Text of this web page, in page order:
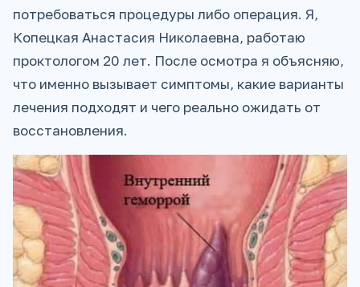
потребоваться процедуры либо операция. Я,
Копецкая Анастасия Николаевна, работаю
проктологом 20 лет. После осмотра я объясняю,
что именно вызывает симптомы, какие варианты
лечения подходят и чего реально ожидать от
восстановления.